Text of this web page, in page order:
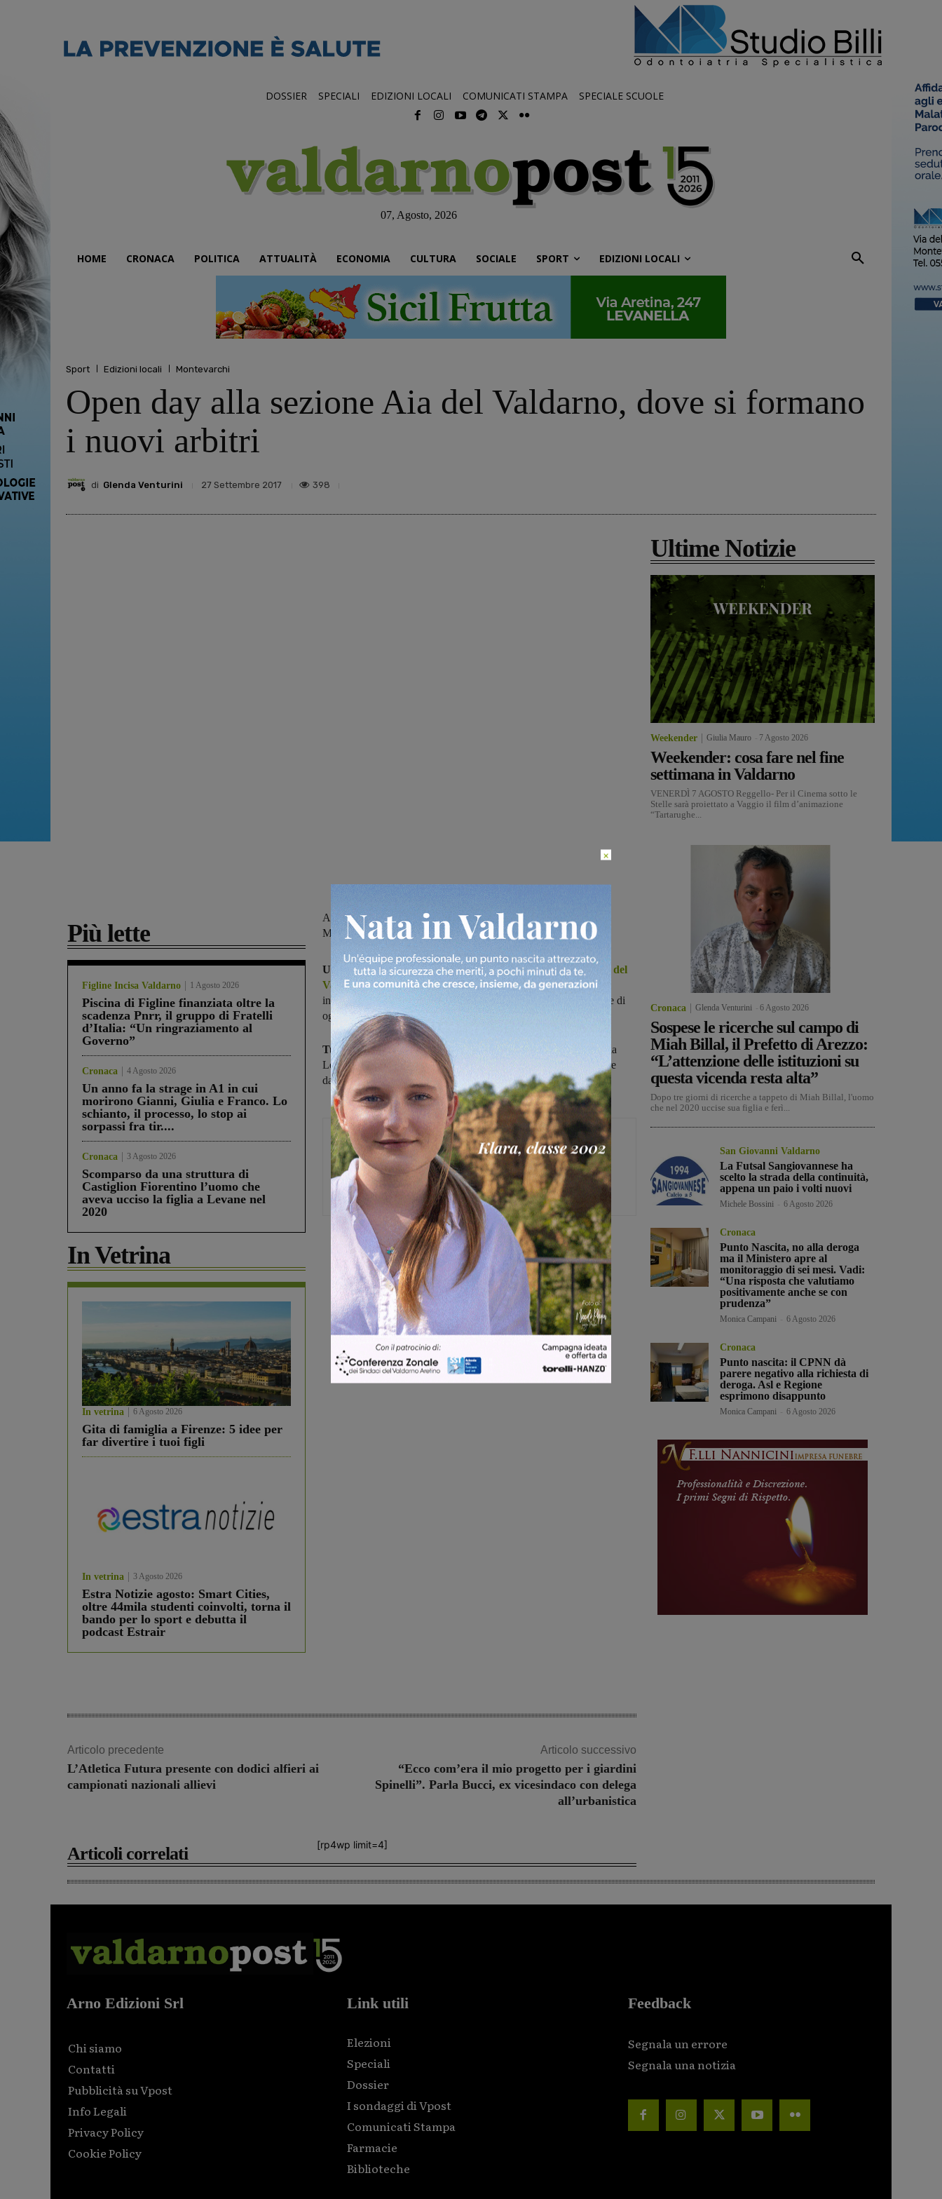
DOSSIER SPECIALI EDIZIONI LOCALI COMUNICATI STAMPA SPECIALE SCUOLE
07, Agosto, 2026
HOME CRONACA POLITICA ATTUALITÀ ECONOMIA CULTURA SOCIALE SPORT EDIZIONI LOCALI
Sport Edizioni locali Montevarchi
Open day alla sezione Aia del Valdarno, dove si formano
i nuovi arbitri
di Glenda Venturini 27 Settembre 2017 398
Più lette
Figline Incisa Valdarno 1 Agosto 2026
Piscina di Figline finanziata oltre la
scadenza Pnrr, il gruppo di Fratelli
d’Italia: “Un ringraziamento al
Governo”
Cronaca 4 Agosto 2026
Un anno fa la strage in A1 in cui
morirono Gianni, Giulia e Franco. Lo
schianto, il processo, lo stop ai
sorpassi fra tir....
Cronaca 3 Agosto 2026
Scomparso da una struttura di
Castiglion Fiorentino l’uomo che
aveva ucciso la figlia a Levane nel
2020
In Vetrina
In vetrina 6 Agosto 2026
Gita di famiglia a Firenze: 5 idee per
far divertire i tuoi figli
In vetrina 3 Agosto 2026
Estra Notizie agosto: Smart Cities,
oltre 44mila studenti coinvolti, torna il
bando per lo sport e debutta il
podcast Estrair
Appuntamento sabato 30 settembre alla sede di via Leopardi, a
Montevarchi
Uno sguardo da vicino alla sede e all'attività della sezione Aia del
Valdarno, l'Associazione Italiana Arbitri. Sarà possibile anche
incontrare anche alcuni degli arbitri valdarnesi che dirigono partite di
ogni serie, anche le più prestigiose.
Tutto questo in occasione dell'open day della sede , situata in via
Leopardi a Montevarchi: l'appuntamento è per sabato 30 settembre
dalle ore 16, l'ingresso è libero.
Glenda Venturini
Capo redattore
Share
Articolo precedente
L’Atletica Futura presente con dodici alfieri ai
campionati nazionali allievi
Articolo successivo
“Ecco com’era il mio progetto per i giardini
Spinelli”. Parla Bucci, ex vicesindaco con delega
all’urbanistica
[rp4wp limit=4]
Articoli correlati
Ultime Notizie
Weekender Giulia Mauro 7 Agosto 2026
Weekender: cosa fare nel fine
settimana in Valdarno
VENERDÌ 7 AGOSTO Reggello- Per il Cinema sotto le
Stelle sarà proiettato a Vaggio il film d’animazione
“Tartarughe...
Cronaca Glenda Venturini 6 Agosto 2026
Sospese le ricerche sul campo di
Miah Billal, il Prefetto di Arezzo:
“L’attenzione delle istituzioni su
questa vicenda resta alta”
Dopo tre giorni di ricerche a tappeto di Miah Billal, l'uomo
che nel 2020 uccise sua figlia e ferì...
San Giovanni Valdarno
La Futsal Sangiovannese ha
scelto la strada della continuità,
appena un paio i volti nuovi
Michele Bossini 6 Agosto 2026
Cronaca
Punto Nascita, no alla deroga
ma il Ministero apre al
monitoraggio di sei mesi. Vadi:
“Una risposta che valutiamo
positivamente anche se con
prudenza”
Monica Campani 6 Agosto 2026
Cronaca
Punto nascita: il CPNN dà
parere negativo alla richiesta di
deroga. Asl e Regione
esprimono disappunto
Monica Campani 6 Agosto 2026
Arno Edizioni Srl
Chi siamo
Contatti
Pubblicità su Vpost
Info Legali
Privacy Policy
Cookie Policy
Link utili
Elezioni
Speciali
Dossier
I sondaggi di Vpost
Comunicati Stampa
Farmacie
Biblioteche
Feedback
Segnala un errore
Segnala una notizia
×